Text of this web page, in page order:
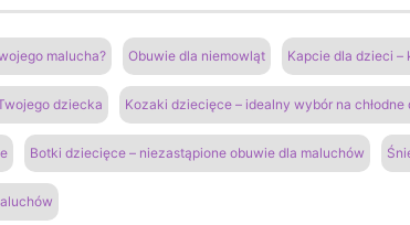
malucha? Obuwie dla niemowląt Kapcie dla dzieci –
dziecka Kozaki dziecięce – idealny wybór na chłodne
Botki dziecięce – niezastąpione obuwie dla maluchów